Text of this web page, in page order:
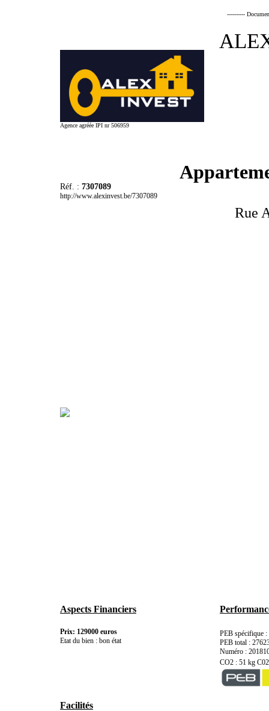
----------
Agence agréée IPI nr 506959
Réf. : 7307089
http://www.alexinvest.be/7307089
Rue
Aspects Financiers
Prix: 129000 euros
Etat du bien : bon état
PEB spécifique
PEB total :
Numéro :
CO2 : 51 kg
Facilités